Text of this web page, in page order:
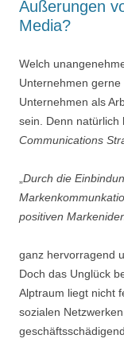
Äußerungen
Media?
Welch
Unternehmen
Unternehmen als
sein. Denn natürlich
Communications
„Durch die
positiven
ganz hervorragend
Doch das Unglück
Alptraum liegt nicht
sozialen